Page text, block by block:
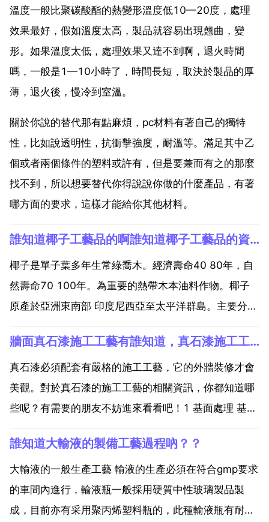
溫度一般比聚碳酸酯的熱變形溫度低10—20度，處理
效果最好，假如溫度太高，製品就容易出現翹曲，變
形。如果溫度太低，處理效果又達不到啊，退火時間
嗎，一般是1—10小時了，時間長短，取決於製品的厚
薄，退火後，慢冷到室溫。
關於你說的替代那有點麻煩，pc材料有著自己的獨特
性，比如說透明性，抗衝擊強度，耐溫等。滿足其中乙
個或者兩個條件的塑料或許有，但是要兼而有之的那麼
找不到，所以想要替代你得說說你做的什麼產品，有著
哪方面的要求，這樣才能給你其他材料。
誰知道椰子工藝品的啊誰知道椰子工藝品的資料啊
椰子是單子葉多年生常綠喬木。經濟壽命40 80年，自
然壽命70 100年。為重要的熱帶木本油料作物。椰子
原產於亞洲東南部 印度尼西亞至太平洋群島。主要分布
為菲律賓 印度 馬來西亞 斯里蘭卡等國。中國栽培椰子
歷史悠久，分布在海南 廣東 台灣 雲南 廣西...
牆面真石漆施工工藝有誰知道，真石漆施工工藝
真石漆必須配套有嚴格的施工工藝，它的外牆裝修才會
美觀。對於真石漆的施工工藝的相關資訊，你都知道哪
些呢？有需要的朋友不妨進來看看吧！1 基面處理 基面
對保溫基層或水泥砂漿基層牆面進行檢查和驗收 2 檢查
保溫牆面泛鹼現象，根據不同情況用清水，弱酸性...
誰知道大輸液的製備工藝過程吶？？
大輸液的一般生產工藝 輸液的生產必須在符合gmp要求
的車間內進行，輸液瓶一般採用硬質中性玻璃製品製
成，目前亦有采用聚丙烯塑料瓶的，此種輸液瓶有耐腐